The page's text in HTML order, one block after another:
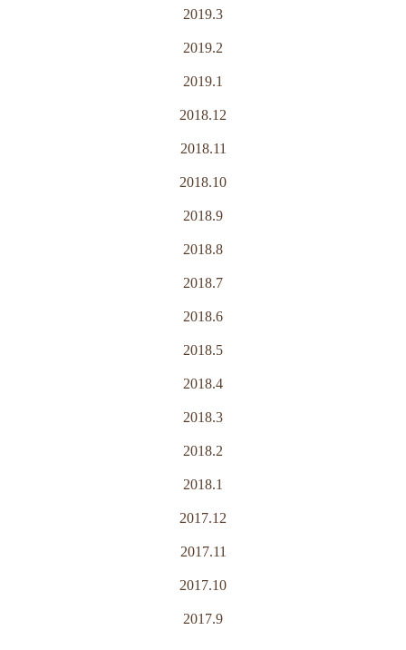
2019.3
2019.2
2019.1
2018.12
2018.11
2018.10
2018.9
2018.8
2018.7
2018.6
2018.5
2018.4
2018.3
2018.2
2018.1
2017.12
2017.11
2017.10
2017.9